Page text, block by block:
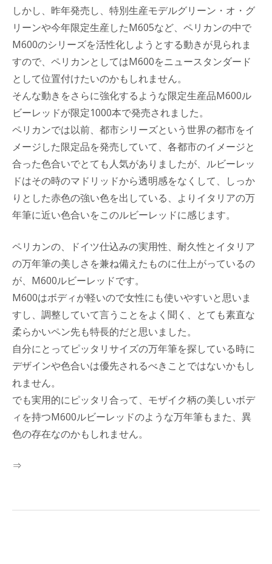
しかし、昨年発売し、特別生産モデルグリーン・オ・グ
リーンや今年限定生産したM605など、ペリカンの中で
M600のシリーズを活性化しようとする動きが見られま
すので、ペリカンとしてはM600をニュースタンダード
として位置付けたいのかもしれません。
そんな動きをさらに強化するような限定生産品M600ル
ビーレッドが限定1000本で発売されました。
ペリカンでは以前、都市シリーズという世界の都市をイ
メージした限定品を発売していて、各都市のイメージと
合った色合いでとても人気がありましたが、ルビーレッ
ドはその時のマドリッドから透明感をなくして、しっか
りとした赤色の強い色を出している、よりイタリアの万
年筆に近い色合いをこのルビーレッドに感じます。
ペリカンの、ドイツ仕込みの実用性、耐久性とイタリア
の万年筆の美しさを兼ね備えたものに仕上がっているの
が、M600ルビーレッドです。
M600はボディが軽いので女性にも使いやすいと思いま
すし、調整していて言うことをよく聞く、とても素直な
柔らかいペン先も特長的だと思いました。
自分にとってピッタリサイズの万年筆を探している時に
デザインや色合いは優先されるべきことではないかもし
れません。
でも実用的にピッタリ合って、モザイク柄の美しいボデ
ィを持つM600ルビーレッドのような万年筆もまた、異
色の存在なのかもしれません。
⇒